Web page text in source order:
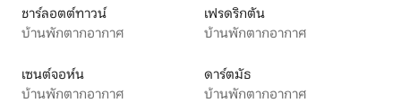
ชาร์ลอตต์ทาวน์
บ้านพักตากอากาศ
เฟรดริกตัน
บ้านพักตากอากาศ
เซนต์จอห์น
บ้านพักตากอากาศ
ดาร์ตมัธ
บ้านพักตากอากาศ